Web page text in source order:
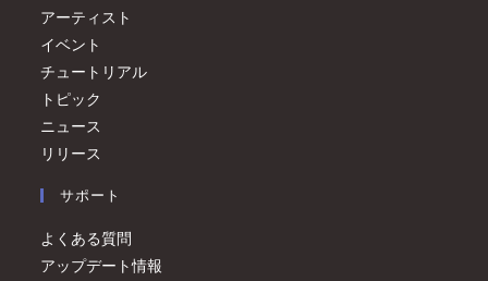
アーティスト
イベント
チュートリアル
トピック
ニュース
リリース
サポート
よくある質問
アップデート情報